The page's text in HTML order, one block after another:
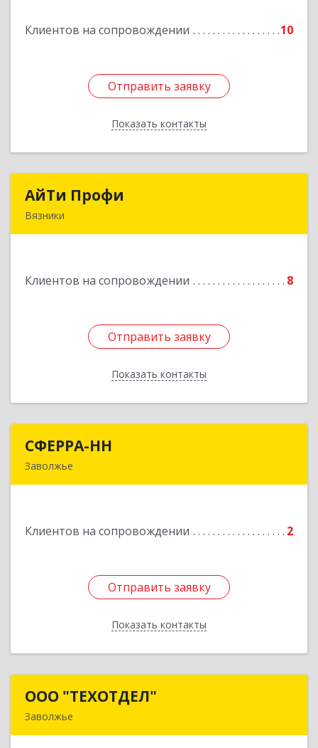
Клиентов на сопровождении 10
Отправить заявку
Показать контакты
Отправить заявку
Назад
АйТи Профи
Вязники
Клиентов на сопровождении 8
Отправить заявку
Показать контакты
Отправить заявку
Назад
СФЕРРА-НН
Заволжье
Клиентов на сопровождении 2
Отправить заявку
Показать контакты
Отправить заявку
Назад
ООО "ТЕХОТДЕЛ"
Заволжье